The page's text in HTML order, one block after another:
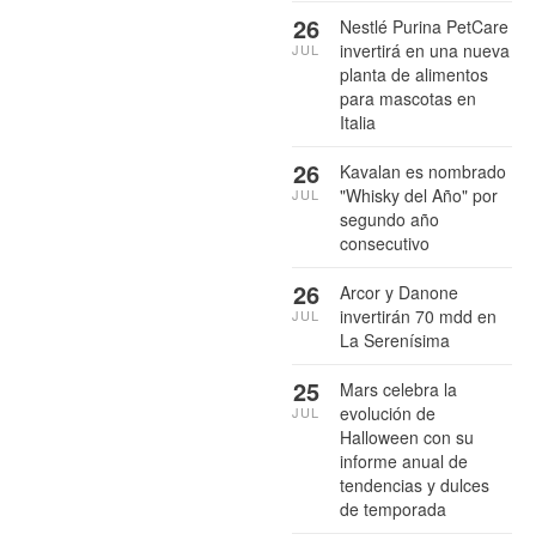
Nestlé Purina PetCare
invertirá en una nueva
planta de alimentos
para mascotas en
Italia
26
JUL
Kavalan es nombrado
"Whisky del Año" por
segundo año
consecutivo
26
JUL
Arcor y Danone
invertirán 70 mdd en
La Serenísima
26
JUL
Mars celebra la
evolución de
Halloween con su
informe anual de
tendencias y dulces
de temporada
25
JUL